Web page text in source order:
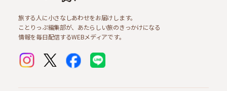
旅する人に小さなしあわせをお届けします。
ことりっぷ編集部が、あたらしい旅のきっかけになる
情報を毎日配信するWEBメディアです。